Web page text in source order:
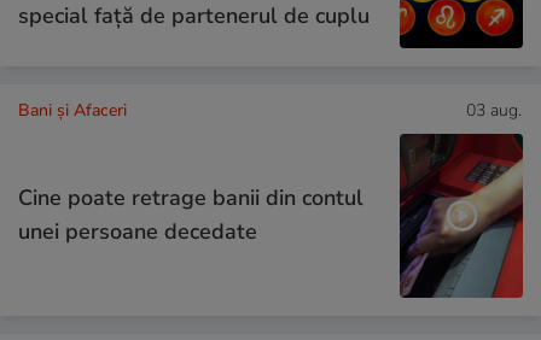
special față de partenerul de cuplu
Bani și Afaceri 03 aug.
Cine poate retrage banii din contul
unei persoane decedate